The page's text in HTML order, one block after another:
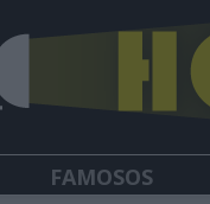
FAMOSOS